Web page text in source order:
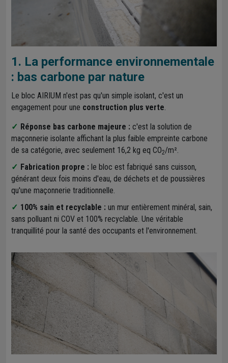
1. La performance environnementale
: bas carbone par nature
Le bloc AIRIUM n'est pas qu'un simple isolant, c'est un
engagement pour une construction plus verte.
Réponse bas carbone majeure : c'est la solution de
maçonnerie isolante affichant la plus faible empreinte carbone
de sa catégorie, avec seulement 16,2 kg eq CO2/m².
Fabrication propre : le bloc est fabriqué sans cuisson,
générant deux fois moins d'eau, de déchets et de poussières
qu'une maçonnerie traditionnelle.
100% sain et recyclable : un mur entièrement minéral, sain,
sans polluant ni COV et 100% recyclable. Une véritable
tranquillité pour la santé des occupants et l'environnement.